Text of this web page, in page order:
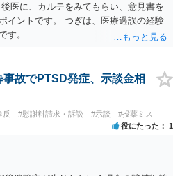
医に、カルテをみてもらい、意見書を
イントです。 つぎは、医療過誤の経験
す。
故でPTSD発症、示談金相
反 #慰謝料請求・訴訟 #示談 #投薬ミス
役にたった 1